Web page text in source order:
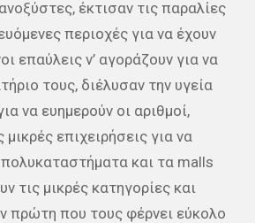
έκτισαν τις παραλίες
περιοχές για να έχουν
επαύλεις ν’ αγοράζουν για να
τους, διέλυσαν την υγεία
να ευημερούν οι αριθμοί,
επιχειρήσεις για να
και τα malls
τις μικρές κατηγορίες και
πρώτη που τους φέρνει εύκολο